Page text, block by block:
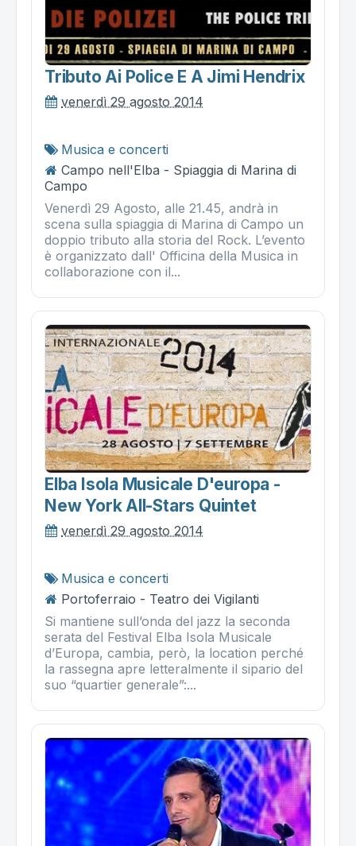
Tributo Ai Police E A Jimi Hendrix
venerdì 29 agosto 2014
Musica e concerti
Campo nell'Elba - Spiaggia di Marina di
Campo
Venerdì 29 Agosto, alle 21.45, andrà in
scena sulla spiaggia di Marina di Campo un
doppio tributo alla storia del Rock. L’evento
è organizzato dall' Officina della Musica in
collaborazione con il...
Elba Isola Musicale D'europa -
New York All-Stars Quintet
venerdì 29 agosto 2014
Musica e concerti
Portoferraio - Teatro dei Vigilanti
Si mantiene sull’onda del jazz la seconda
serata del Festival Elba Isola Musicale
d’Europa, cambia, però, la location perché
la rassegna apre letteralmente il sipario del
suo “quartier generale”:...